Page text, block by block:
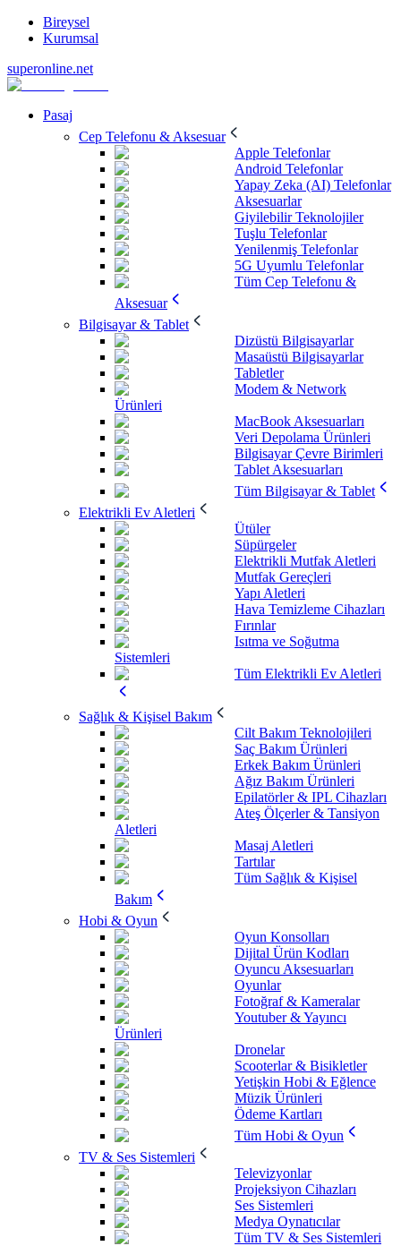
Bireysel
Kurumsal
superonline.net
Pasaj
Cep Telefonu & Aksesuar
Apple Telefonlar
Android Telefonlar
Yapay Zeka (AI) Telefonlar
Aksesuarlar
Giyilebilir Teknolojiler
Tuşlu Telefonlar
Yenilenmiş Telefonlar
5G Uyumlu Telefonlar
Tüm Cep Telefonu &
Aksesuar
Bilgisayar & Tablet
Dizüstü Bilgisayarlar
Masaüstü Bilgisayarlar
Tabletler
Modem & Network
Ürünleri
MacBook Aksesuarları
Veri Depolama Ürünleri
Bilgisayar Çevre Birimleri
Tablet Aksesuarları
Tüm Bilgisayar & Tablet
Elektrikli Ev Aletleri
Ütüler
Süpürgeler
Elektrikli Mutfak Aletleri
Mutfak Gereçleri
Yapı Aletleri
Hava Temizleme Cihazları
Fırınlar
Isıtma ve Soğutma
Sistemleri
Tüm Elektrikli Ev Aletleri
Sağlık & Kişisel Bakım
Cilt Bakım Teknolojileri
Saç Bakım Ürünleri
Erkek Bakım Ürünleri
Ağız Bakım Ürünleri
Epilatörler & IPL Cihazları
Ateş Ölçerler & Tansiyon
Aletleri
Masaj Aletleri
Tartılar
Tüm Sağlık & Kişisel
Bakım
Hobi & Oyun
Oyun Konsolları
Dijital Ürün Kodları
Oyuncu Aksesuarları
Oyunlar
Fotoğraf & Kameralar
Youtuber & Yayıncı
Ürünleri
Dronelar
Scooterlar & Bisikletler
Yetişkin Hobi & Eğlence
Müzik Ürünleri
Ödeme Kartları
Tüm Hobi & Oyun
TV & Ses Sistemleri
Televizyonlar
Projeksiyon Cihazları
Ses Sistemleri
Medya Oynatıcılar
Tüm TV & Ses Sistemleri